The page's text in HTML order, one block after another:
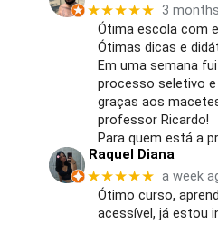
★★★★★ 3
Ótima escola com
Ótimas dicas e
Em uma semana
processo seletivo
graças aos
professor Ricardo!
Para quem está a
Raquel Diana
★★★★★ a week
Ótimo curso,
acessível, já estou